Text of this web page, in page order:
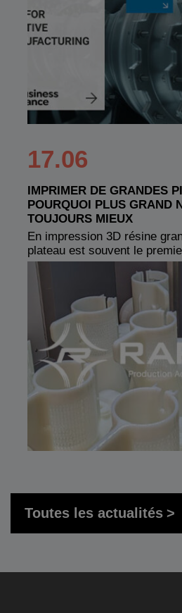
17.06
IMPRIMER DE GRANDES
POURQUOI PLUS GRAND
TOUJOURS MIEUX
En impression 3D résine
plateau est souvent le
Toutes les actualités